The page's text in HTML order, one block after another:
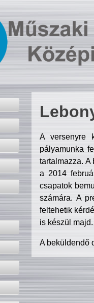
A versenyre
pályamunka
tartalmazza.
a 2014
csapatok
számára. A
feltehetik
is készül majd.
A beküldendő